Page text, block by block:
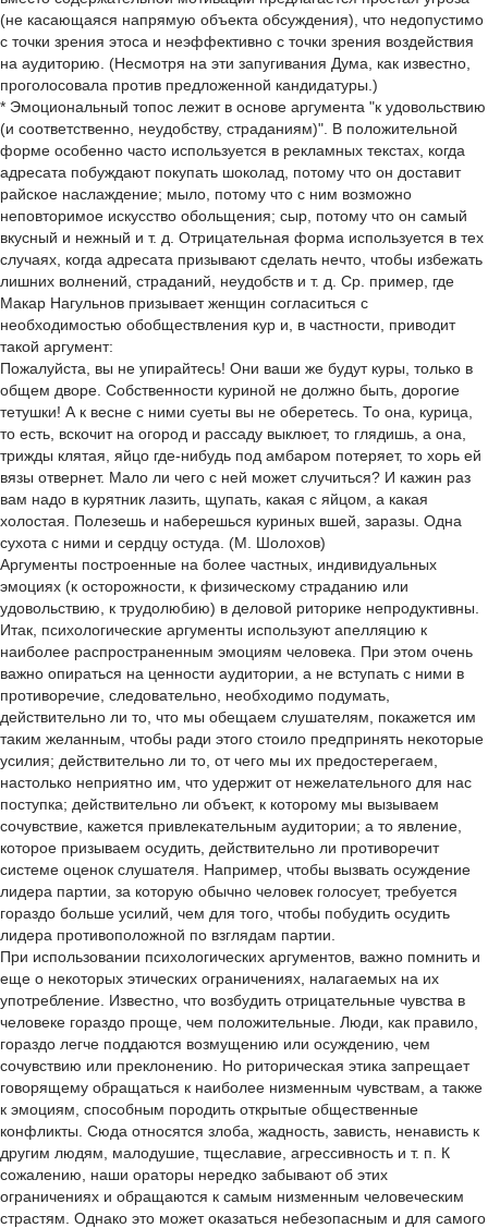
(не касающаяся напрямую объекта обсуждения), что недопустимо
с точки зрения этоса и неэффективно с точки зрения воздействия
на аудиторию. (Несмотря на эти запугивания Дума, как известно,
проголосовала против предложенной кандидатуры.)
* Эмоциональный топос лежит в основе аргумента "к удовольствию
(и соответственно, неудобству, страданиям)". В положительной
форме особенно часто используется в рекламных текстах, когда
адресата побуждают покупать шоколад, потому что он доставит
райское наслаждение; мыло, потому что с ним возможно
неповторимое искусство обольщения; сыр, потому что он самый
вкусный и нежный и т. д. Отрицательная форма используется в тех
случаях, когда адресата призывают сделать нечто, чтобы избежать
лишних волнений, страданий, неудобств и т. д. Ср. пример, где
Макар Нагульнов призывает женщин согласиться с
необходимостью обобществления кур и, в частности, приводит
такой аргумент:
Пожалуйста, вы не упирайтесь! Они ваши же будут куры, только в
общем дворе. Собственности куриной не должно быть, дорогие
тетушки! А к весне с ними суеты вы не оберетесь. То она, курица,
то есть, вскочит на огород и рассаду выклюет, то глядишь, а она,
трижды клятая, яйцо где-нибудь под амбаром потеряет, то хорь ей
вязы отвернет. Мало ли чего с ней может случиться? И кажин раз
вам надо в курятник лазить, щупать, какая с яйцом, а какая
холостая. Полезешь и наберешься куриных вшей, заразы. Одна
сухота с ними и сердцу остуда. (М. Шолохов)
Аргументы построенные на более частных, индивидуальных
эмоциях (к осторожности, к физическому страданию или
удовольствию, к трудолюбию) в деловой риторике непродуктивны.
Итак, психологические аргументы используют апелляцию к
наиболее распространенным эмоциям человека. При этом очень
важно опираться на ценности аудитории, а не вступать с ними в
противоречие, следовательно, необходимо подумать,
действительно ли то, что мы обещаем слушателям, покажется им
таким желанным, чтобы ради этого стоило предпринять некоторые
усилия; действительно ли то, от чего мы их предостерегаем,
настолько неприятно им, что удержит от нежелательного для нас
поступка; действительно ли объект, к которому мы вызываем
сочувствие, кажется привлекательным аудитории; а то явление,
которое призываем осудить, действительно ли противоречит
системе оценок слушателя. Например, чтобы вызвать осуждение
лидера партии, за которую обычно человек голосует, требуется
гораздо больше усилий, чем для того, чтобы побудить осудить
лидера противоположной по взглядам партии.
При использовании психологических аргументов, важно помнить и
еще о некоторых этических ограничениях, налагаемых на их
употребление. Известно, что возбудить отрицательные чувства в
человеке гораздо проще, чем положительные. Люди, как правило,
гораздо легче поддаются возмущению или осуждению, чем
сочувствию или преклонению. Но риторическая этика запрещает
говорящему обращаться к наиболее низменным чувствам, а также
к эмоциям, способным породить открытые общественные
конфликты. Сюда относятся злоба, жадность, зависть, ненависть к
другим людям, малодушие, тщеславие, агрессивность и т. п. К
сожалению, наши ораторы нередко забывают об этих
ограничениях и обращаются к самым низменным человеческим
страстям. Однако это может оказаться небезопасным и для самого